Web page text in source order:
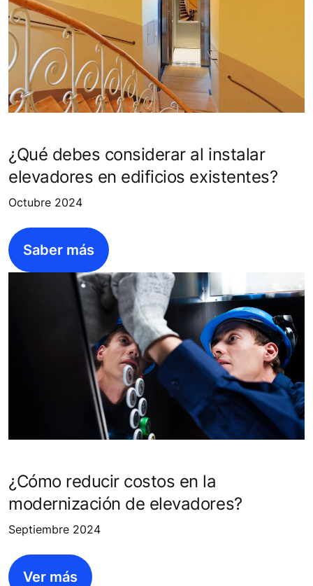
¿Qué debes considerar al instalar
elevadores en edificios existentes?
Octubre 2024
Saber más
¿Cómo reducir costos en la
modernización de elevadores?
Septiembre 2024
Ver más